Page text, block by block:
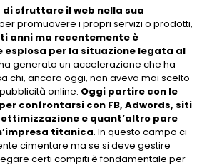
di sfruttare il web nella sua
promuovere i propri servizi o prodotti,
anni ma recentemente è
per la situazione legata al
generato un accelerazione che ha
chi, ancora oggi, non aveva mai scelto
online. Oggi partire con le
confrontarsi con FB, Adwords, siti
ottimizzazione e quant’altro pare
titanica. In questo campo ci
cimentare ma se si deve gestire
certi compiti è fondamentale per